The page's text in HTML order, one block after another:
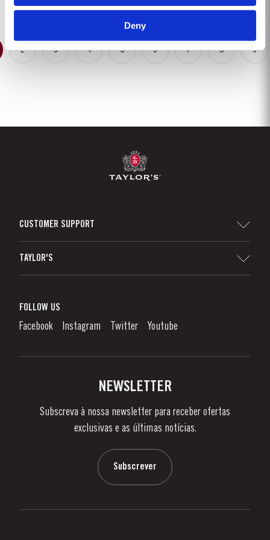
Deny
2 3 4 5 6 7 8 9
CUSTOMER SUPPORT
Canal de Denúncias
Links
TAYLOR'S
O que é o Vinho do Porto?
Como Apreciar
Notícias e Eventos
FOLLOW US
Facebook Instagram Twitter Youtube
NEWSLETTER
Subscreva à nossa newsletter para receber ofertas
exclusivas e as últimas notícias.
Subscrever